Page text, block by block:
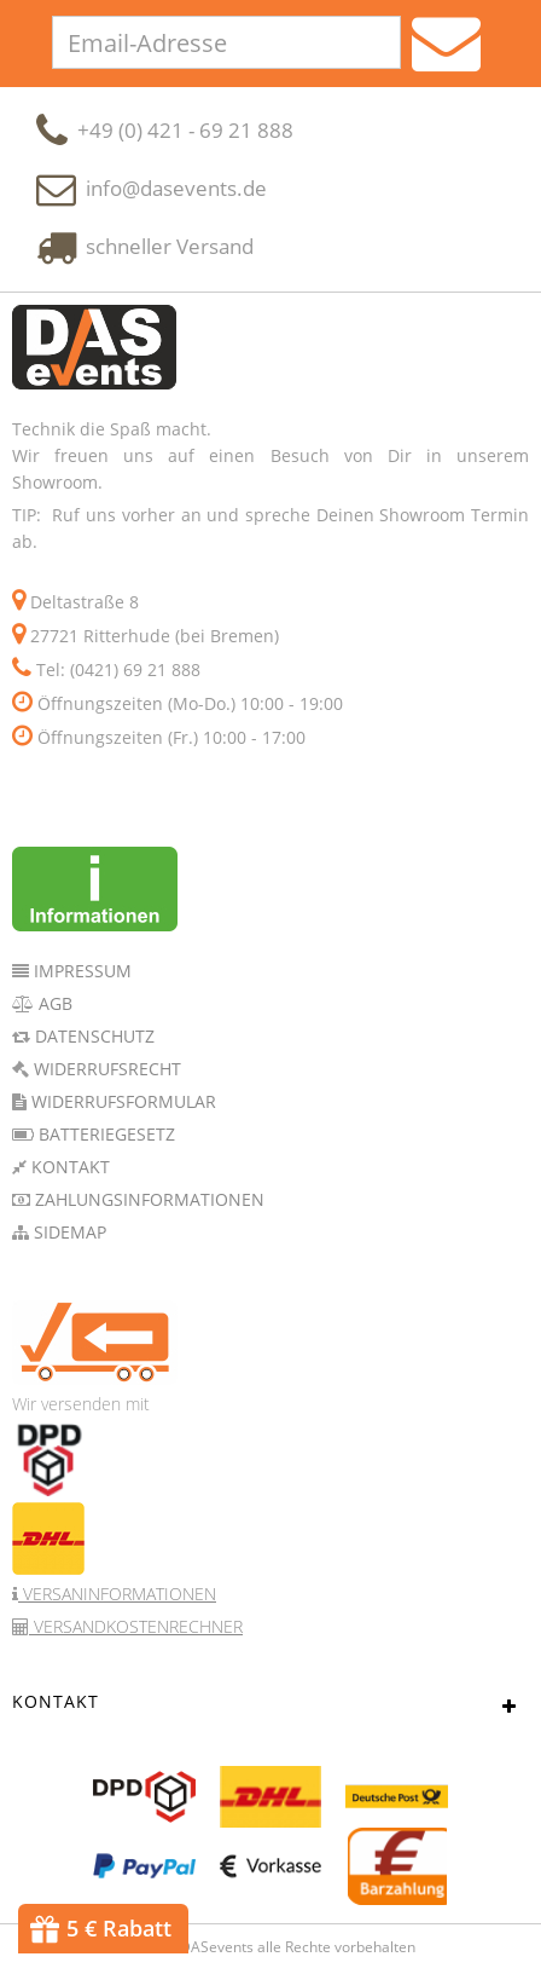
Adresse
+49 (0) 421 - 69 21 888
info@dasevents.de
schneller Versand
Technik die Spaß macht.
Wir freuen uns auf einen Besuch von Dir in unserem
Showroom.
TIP: Ruf uns vorher an und spreche Deinen Showroom Termin
ab.
Deltastraße 8
27721 Ritterhude (bei Bremen)
Tel: (0421) 69 21 888
Öffnungszeiten (Mo-Do.) 10:00 - 19:00
Öffnungszeiten (Fr.) 10:00 - 17:00
IMPRESSUM
AGB
DATENSCHUTZ
WIDERRUFSRECHT
WIDERRUFSFORMULAR
BATTERIEGESETZ
KONTAKT
ZAHLUNGSINFORMATIONEN
SIDEMAP
Wir versenden mit
VERSANINFORMATIONEN
VERSANDKOSTENRECHNER
KONTAKT
© 2017 DASevents alle Rechte vorbehalten
5 € Rabatt